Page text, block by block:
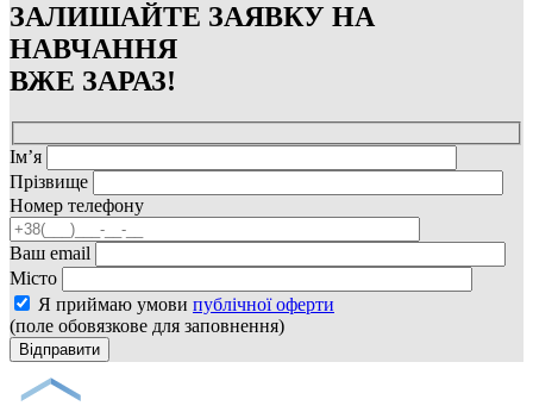
ЗАЛИШАЙТЕ ЗАЯВКУ НА
НАВЧАННЯ
ВЖЕ ЗАРАЗ!
Ім’я
Прізвище
Номер телефону
Ваш email
Місто
Я приймаю умови публічної оферти
(поле обовязкове для заповнення)